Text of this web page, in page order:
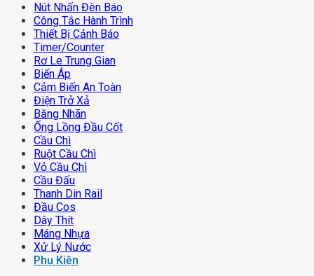
Nút Nhấn Đèn Báo
Công Tắc Hành Trình
Thiết Bị Cảnh Báo
Timer/counter
Rơ Le Trung Gian
Biến Áp
Cảm Biến An Toàn
Điện Trở Xả
Băng Nhãn
Ống Lồng Đầu Cốt
Cầu Chì
Ruột Cầu Chì
Vỏ Cầu Chì
Cầu Đấu
Thanh Din Rail
Đầu Cos
Dây Thít
Máng Nhựa
Xử Lý Nước
Phụ Kiện